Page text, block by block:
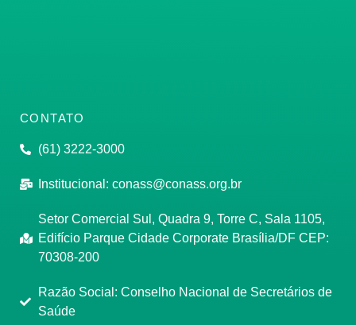
CONTATO
(61) 3222-3000
Institucional: conass@conass.org.br
Setor Comercial Sul, Quadra 9, Torre C, Sala 1105,
Edifício Parque Cidade Corporate Brasília/DF CEP:
70308-200
Razão Social: Conselho Nacional de Secretários de
Saúde